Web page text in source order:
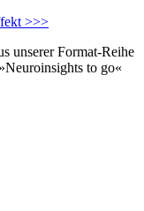
>>>
unserer Format-Reihe
»Neuroinsights to go«